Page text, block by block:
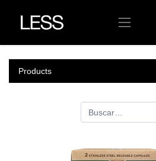
Products